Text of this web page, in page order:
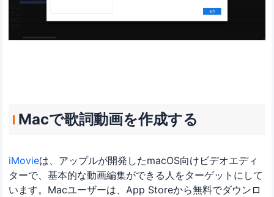
Macで歌詞動画を作成する
iMovieは、アップルが開発したmacOS向けビデオエディ
ターで、基本的な動画編集ができる人をターゲットにして
います。Macユーザーは、App Storeから無料でダウンロ